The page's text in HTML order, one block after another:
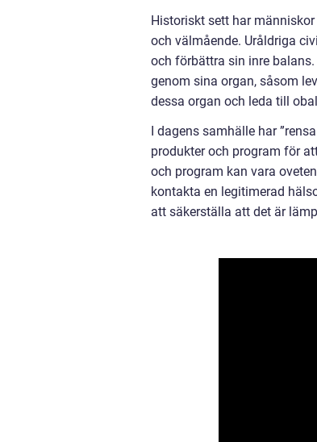
Historiskt sett har
och välmående. Uråldriga
och förbättra sin inre
genom sina organ, såsom
dessa organ och leda till
I dagens samhälle har
produkter och program för
och program kan vara
kontakta en legitimerad
att säkerställa att det är